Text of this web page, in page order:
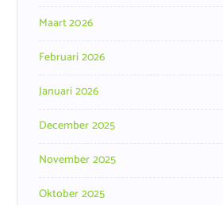
Maart 2026
Februari 2026
Januari 2026
December 2025
November 2025
Oktober 2025